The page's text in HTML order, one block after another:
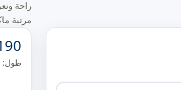
راحة
العزل
و وجة
طول: 190 سم, عرض: 100 سم, ارتفاع: 0 سم